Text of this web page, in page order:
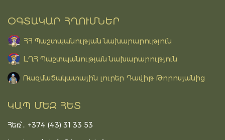
ՕԳՏԱԿԱՐ ՀՂՈՒՄՆԵՐ
ՀՀ Պաշտպանության նախարարություն
ԼՂՀ Պաշտպանության նախարարություն
Ռազմաճակատային լուրեր Դավիթ Թորոսյանից
ԿԱՊ ՄԵԶ ՀԵՏ
Հեռ՝․ +374 (43) 31 33 53